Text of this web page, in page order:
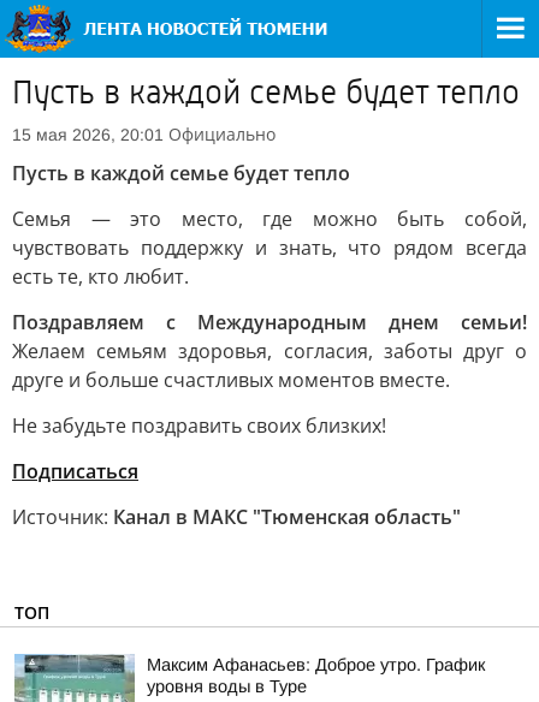
Пусть в каждой семье будет тепло
15 мая 2026, 20:01 Официально
Пусть в каждой семье будет тепло
Семья — это место, где можно быть собой,
чувствовать поддержку и знать, что рядом всегда
есть те, кто любит.
Поздравляем с Международным днем семьи!
Желаем семьям здоровья, согласия, заботы друг о
друге и больше счастливых моментов вместе.
Не забудьте поздравить своих близких!
Подписаться
Источник: Канал в МАКС "Тюменская область"
ТОП
Максим Афанасьев: Доброе утро. График
уровня воды в Туре